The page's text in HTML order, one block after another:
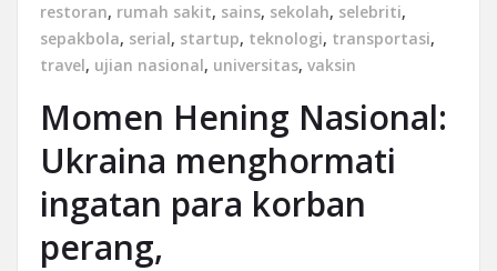
restoran, rumah sakit, sains, sekolah, selebriti,
sepakbola, serial, startup, teknologi, transportasi,
travel, ujian nasional, universitas, vaksin
Momen Hening Nasional:
Ukraina menghormati
ingatan para korban
perang,